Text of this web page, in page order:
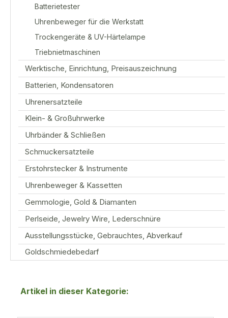
Batterietester
Uhrenbeweger für die Werkstatt
Trockengeräte & UV-Härtelampe
Triebnietmaschinen
Werktische, Einrichtung, Preisauszeichnung
Batterien, Kondensatoren
Uhrenersatzteile
Klein- & Großuhrwerke
Uhrbänder & Schließen
Schmuckersatzteile
Erstohrstecker & Instrumente
Uhrenbeweger & Kassetten
Gemmologie, Gold & Diamanten
Perlseide, Jewelry Wire, Lederschnüre
Ausstellungsstücke, Gebrauchtes, Abverkauf
Goldschmiedebedarf
Artikel in dieser Kategorie: